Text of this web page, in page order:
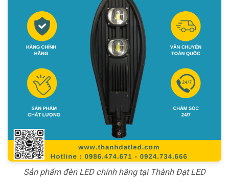
Sản phẩm đèn LED chính hãng tại Thành Đạt LED